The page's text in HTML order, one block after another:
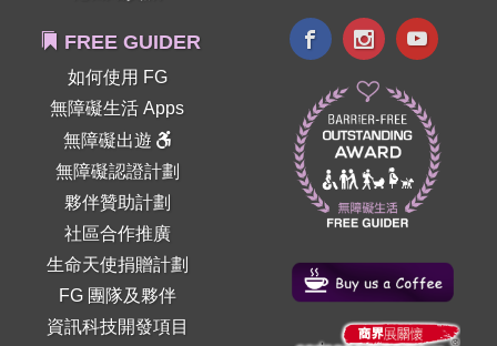
FREE GUIDER
如何使用 FG
無障礙生活 Apps
無障礙出遊
無障礙認證計劃
夥伴贊助計劃
社區合作推廣
生命天使捐贈計劃
FG 團隊及夥伴
資訊科技開發項目